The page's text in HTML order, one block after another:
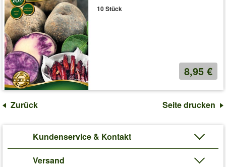
10 Stück
8,95 €
Zurück Seite drucken
Kundenservice & Kontakt
Versand